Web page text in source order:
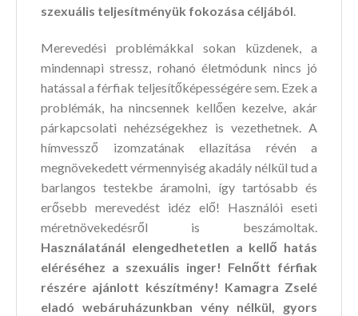
szexuális teljesítményük fokozása céljából.
Merevedési problémákkal sokan küzdenek, a
mindennapi stressz, rohanó életmódunk nincs jó
hatással a férfiak teljesítőképességére sem. Ezek a
problémák, ha nincsennek kellően kezelve, akár
párkapcsolati nehézségekhez is vezethetnek. A
hímvessző izomzatának ellazítása révén a
megnövekedett vérmennyiség akadály nélkül tud a
barlangos testekbe áramolni, így tartósabb és
erősebb merevedést idéz elő! Használói eseti
méretnövekedésről is beszámoltak.
Használatánál elengedhetetlen a kellő hatás
eléréséhez a szexuális inger! Felnőtt férfiak
részére ajánlott készítmény! Kamagra Zselé
eladó webáruházunkban vény nélkül, gyors